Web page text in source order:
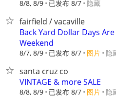
8/8, 8/9 已发布 8/7 隐藏
fairfield / vacaville
Back Yard Dollar Days
Weekend
8/7, 8/9 已发布 8/7 图片 隐
santa cruz co
VINTAGE & more SALE
8/8, 8/9 已发布 8/7 图片 隐